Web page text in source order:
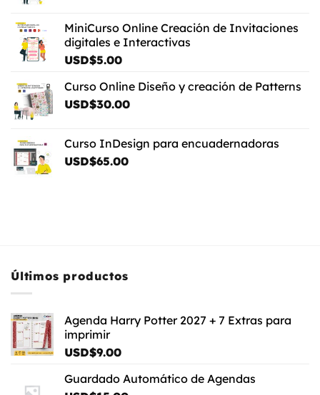
MiniCurso Online Creación de Invitaciones
digitales e Interactivas
USD$5.00
Curso Online Diseño y creación de Patterns
USD$30.00
Curso InDesign para encuadernadoras
USD$65.00
Últimos productos
Agenda Harry Potter 2027 + 7 Extras para
imprimir
USD$9.00
Guardado Automático de Agendas